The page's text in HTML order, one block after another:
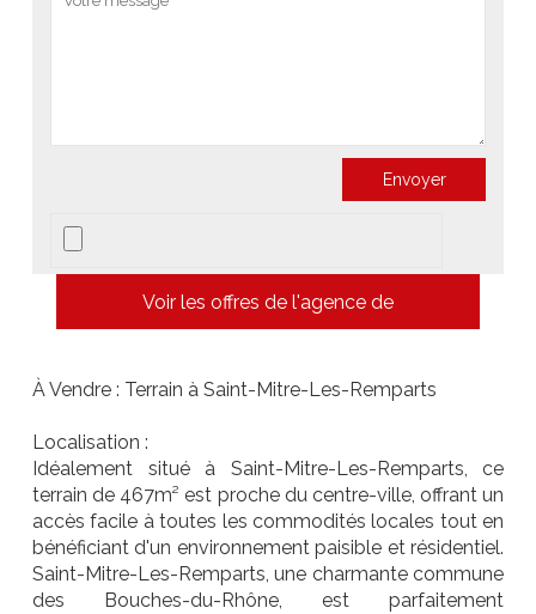
Voir les offres de l'agence de
À Vendre : Terrain à Saint-Mitre-Les-Remparts
Localisation :
Idéalement situé à Saint-Mitre-Les-Remparts, ce
terrain de 467m² est proche du centre-ville, offrant un
accès facile à toutes les commodités locales tout en
bénéficiant d'un environnement paisible et résidentiel.
Saint-Mitre-Les-Remparts, une charmante commune
des Bouches-du-Rhône, est parfaitement